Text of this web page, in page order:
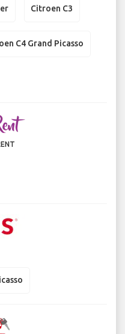
Citroen C3
C4 Grand Picasso